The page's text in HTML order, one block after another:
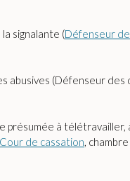
signalante (Défenseur
abusives (Défenseur
présumée à télétravailler,
Cour de cassation,